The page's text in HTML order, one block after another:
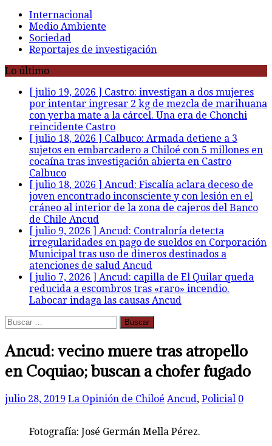
Internacional
Medio Ambiente
Sociedad
Reportajes de investigación
Lo último
[ julio 19, 2026 ] Castro: investigan a dos mujeres
por intentar ingresar 2 kg de mezcla de marihuana
con yerba mate a la cárcel. Una era de Chonchi
reincidente Castro
[ julio 18, 2026 ] Calbuco: Armada detiene a 3
sujetos en embarcadero a Chiloé con 5 millones en
cocaína tras investigación abierta en Castro
Calbuco
[ julio 18, 2026 ] Ancud: Fiscalía aclara deceso de
joven encontrado inconsciente y con lesión en el
cráneo al interior de la zona de cajeros del Banco
de Chile Ancud
[ julio 9, 2026 ] Ancud: Contraloría detecta
irregularidades en pago de sueldos en Corporación
Municipal tras uso de dineros destinados a
atenciones de salud Ancud
[ julio 7, 2026 ] Ancud: capilla de El Quilar queda
reducida a escombros tras «raro» incendio.
Labocar indaga las causas Ancud
Buscar:
Ancud: vecino muere tras atropello
en Coquiao; buscan a chofer fugado
julio 28, 2019 La Opinión de Chiloé Ancud, Policial 0
Fotografía: José Germán Mella Pérez.